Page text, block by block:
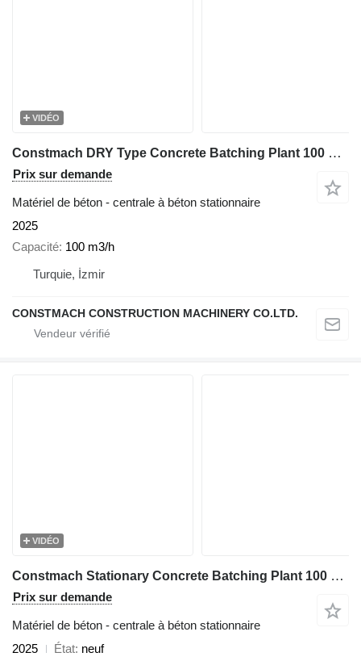
VIDÉO
Constmach DRY Type Concrete Batching Plant 100 M3/h
Prix sur demande
Matériel de béton - centrale à béton stationnaire
2025
Capacité 100 m3/h
Turquie, İzmir
CONSTMACH CONSTRUCTION MACHINERY CO.LTD.
VIDÉO
Constmach Stationary Concrete Batching Plant 100 M3/H
Prix sur demande
Matériel de béton - centrale à béton stationnaire
2025
État neuf